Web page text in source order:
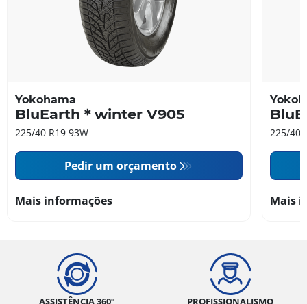
Yokohama
BluEarth＊winter V905
225/40 R19 93W
Pedir um orçamento
Mais informações
225/40
Mais
ASSISTÊNCIA 360°
PROFISSIONALISMO